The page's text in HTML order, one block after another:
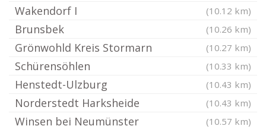
Wakendorf I (10.12 km)
Brunsbek (10.26 km)
Grönwohld Kreis Stormarn (10.27 km)
Schürensöhlen (10.33 km)
Henstedt-Ulzburg (10.43 km)
Norderstedt Harksheide (10.43 km)
Winsen bei Neumünster (10.57 km)